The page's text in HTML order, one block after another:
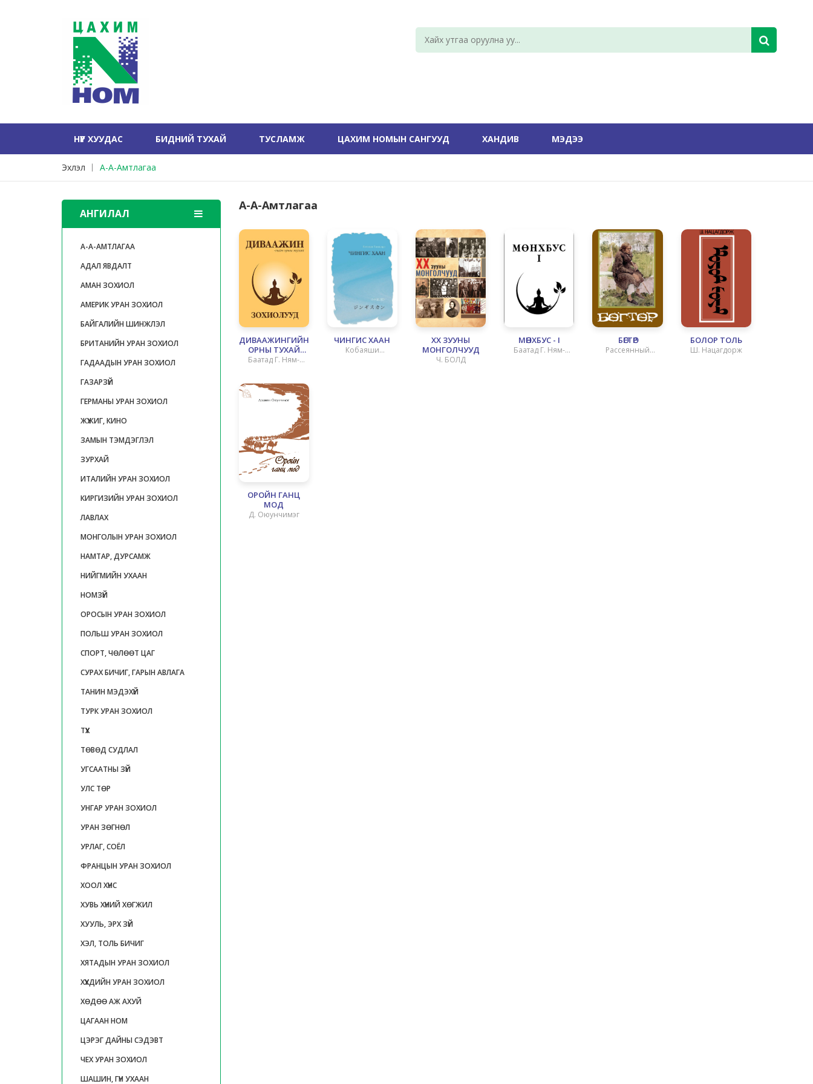
НҮҮР ХУУДАС БИДНИЙ ТУХАЙ ТУСЛАМЖ ЦАХИМ НОМЫН САНГУУД ХАНДИВ МЭДЭЭ
Эхлэл А-А-Амтлагаа
АНГИЛАЛ
А-А-АМТЛАГАА
АДАЛ ЯВДАЛТ
АМАН ЗОХИОЛ
АМЕРИК УРАН ЗОХИОЛ
БАЙГАЛИЙН ШИНЖЛЭЛ
БРИТАНИЙН УРАН ЗОХИОЛ
ГАДААДЫН УРАН ЗОХИОЛ
ГАЗАРЗҮЙ
ГЕРМАНЫ УРАН ЗОХИОЛ
ЖҮЖИГ, КИНО
ЗАМЫН ТЭМДЭГЛЭЛ
ЗУРХАЙ
ИТАЛИЙН УРАН ЗОХИОЛ
КИРГИЗИЙН УРАН ЗОХИОЛ
ЛАВЛАХ
МОНГОЛЫН УРАН ЗОХИОЛ
НАМТАР, ДУРСАМЖ
НИЙГМИЙН УХААН
НОМЗҮЙ
ОРОСЫН УРАН ЗОХИОЛ
ПОЛЬШ УРАН ЗОХИОЛ
СПОРТ, ЧӨЛӨӨТ ЦАГ
СУРАХ БИЧИГ, ГАРЫН АВЛАГА
ТАНИН МЭДЭХҮЙ
ТУРК УРАН ЗОХИОЛ
ТҮҮХ
ТӨВӨД СУДЛАЛ
УГСААТНЫ ЗҮЙ
УЛС ТӨР
УНГАР УРАН ЗОХИОЛ
УРАН ЗӨГНӨЛ
УРЛАГ, СОЁЛ
ФРАНЦЫН УРАН ЗОХИОЛ
ХООЛ ХҮНС
ХУВЬ ХҮНИЙ ХӨГЖИЛ
ХУУЛЬ, ЭРХ ЗҮЙ
ХЭЛ, ТОЛЬ БИЧИГ
ХЯТАДЫН УРАН ЗОХИОЛ
ХҮҮХДИЙН УРАН ЗОХИОЛ
ХӨДӨӨ АЖ АХУЙ
ЦАГААН НОМ
ЦЭРЭГ ДАЙНЫ СЭДЭВТ
ЧЕХ УРАН ЗОХИОЛ
ШАШИН, ГҮН УХААН
А-А-Амтлагаа
ДИВААЖИНГИЙН
ОРНЫ ТУХАЙ
ЗОХИОЛУУД
Баатад Г. Ням-
ЧИНГИС ХААН
Кобаяши
XX ЗУУНЫ
МОНГОЛЧУУД
Ч. БОЛД
МӨНХБУС - I
Баатад Г. Ням-
БӨГТӨР
Рассеянный
БОЛОР ТОЛЬ
Ш. Нацагдорж
ОРОЙН ГАНЦ
МОД
Д. Оюунчимэг